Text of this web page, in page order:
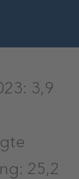
3,9
25,2